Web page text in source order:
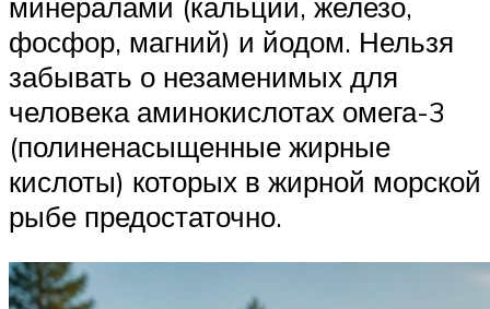
фосфор, магний) и йодом. Нельзя
забывать о незаменимых для
человека аминокислотах омега-3
(полиненасыщенные жирные
кислоты) которых в жирной морской
рыбе предостаточно.